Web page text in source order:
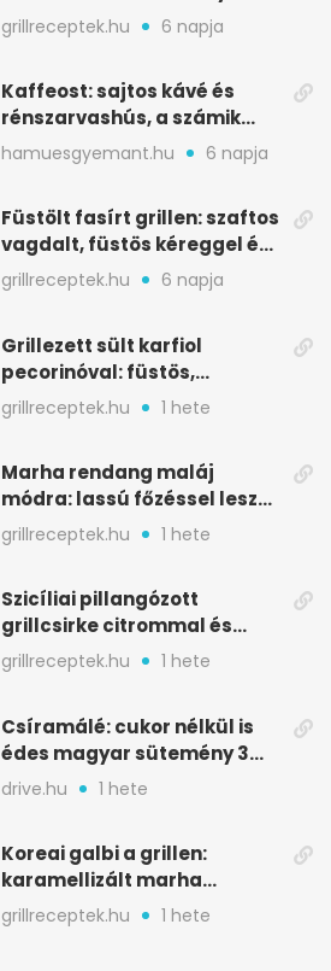
tökkebabbal
grillreceptek.hu 6 napja
Kaffeost: sajtos kávé és
rénszarvashús, a számik
melegítő itala
hamuesgyemant.hu 6 napja
Füstölt fasírt grillen: szaftos
vagdalt, füstös kéreggel és
BBQ mázzal
grillreceptek.hu 6 napja
Grillezett sült karfiol
pecorinóval: füstös,
karamellizált nyári kedvenc
grillreceptek.hu 1 hete
Marha rendang maláj
módra: lassú főzéssel lesz
igazán szaftos
grillreceptek.hu 1 hete
Szicíliai pillangózott
grillcsirke citrommal és
oregánóval
grillreceptek.hu 1 hete
Csíramálé: cukor nélkül is
édes magyar sütemény 3
alapanyagból
drive.hu 1 hete
Koreai galbi a grillen:
karamellizált marha
rövidborda gyorsan
grillreceptek.hu 1 hete